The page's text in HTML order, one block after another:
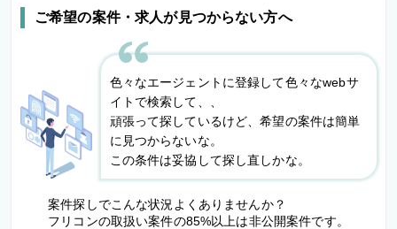
ご希望の案件・求人が見つからない方へ
色々なエージェントに登録して色々なwebサ
イトで検索して、、
頑張って探しているけど、希望の案件は簡単
に見つからないな。
この条件は妥協して探し直しかな。
案件探しでこんな状況よくありませんか？
フリコンの取扱い案件の85%以上は非公開案件です。